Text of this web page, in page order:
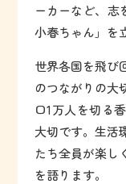
ーカーなど、志
小春ちゃん」を
世界各国を飛び
のつながりの大
口1万人を切る
大切です。生活
たち全員が楽し
を語ります。